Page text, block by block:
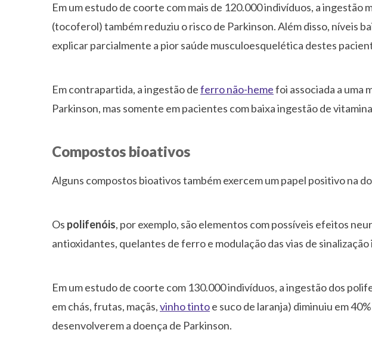
Em um estudo de coorte com mais de 120.000 indivíduos, a ingestão
(tocoferol) também reduziu o risco de Parkinson. Além disso, níveis
explicar parcialmente a pior saúde musculoesquelética destes
Em contrapartida, a ingestão deferro não-hemefoi associada a uma
Parkinson, mas somente em pacientes com baixa ingestão de
Compostos bioativos
Alguns compostos bioativos também exercem um papel positivo na
Os polifenóis, por exemplo, são elementos com possíveis efeitos
antioxidantes, quelantes de ferro e modulação das vias de
Em um estudo de coorte com 130.000 indivíduos, a ingestão dos
em chás, frutas, maçãs,vinho tintoe suco de laranja) diminuiu em
desenvolverem a doença de Parkinson.